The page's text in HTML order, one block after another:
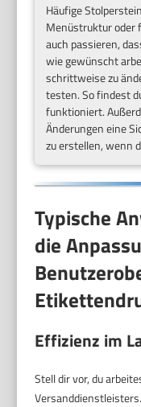
Häufige
Menüstruktur oder
auch passieren,
wie gewünscht
schrittweise zu
testen. So findest
funktioniert.
Änderungen eine
zu erstellen, wenn
Typische
die
Effizienz im
Stell dir vor, du